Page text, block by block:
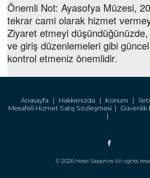
Önemli Not: Ayasofya Müzesi,
tekrar cami olarak hizmet
Ziyaret etmeyi düşündüğünüzde,
ve giriş düzenlemeleri gibi
kontrol etmeniz önemlidir.
Anasayfa | Hakkımızda | Konum |
Mesafeli Hizmet Satış Sözleşmesi | Güvenlik
|
© 2026 Hotel Sapphire All rights